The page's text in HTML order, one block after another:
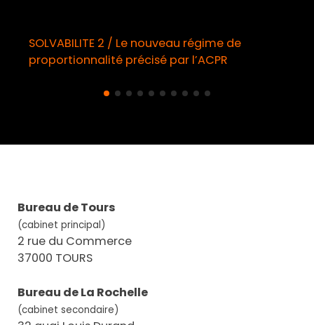
SOLVABILITE 2 / Le nouveau régime de
proportionnalité précisé par l’ACPR
Bureau de Tours
(cabinet principal)
2 rue du Commerce
37000 TOURS
Bureau de La Rochelle
(cabinet secondaire)